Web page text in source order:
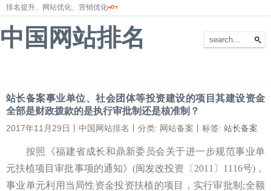
排名提升、网站优化、营销优化
中国网站排名
站长备案事业单位、社会团体等投资建设的项目其建设资金
全部是财政拨款的是执行审批制还是核准制？
2017年11月29日丨中国网站排名丨分类: 网站备案丨标签: 站长备案
按照《福建省成长和鼎新委员会关于进一步规范事业单
元扶植项目审批事项的通知》(闽发改投资〔2011〕1116号)，
事业单元利用当局性资金投资扶植的项目，实行审批制;全额